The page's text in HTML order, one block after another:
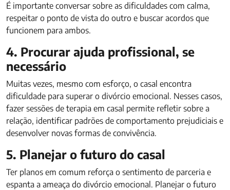
É importante conversar sobre as dificuldades com calma,
respeitar o ponto de vista do outro e buscar acordos que
funcionem para ambos.
4. Procurar ajuda profissional, se
necessário
Muitas vezes, mesmo com esforço, o casal encontra
dificuldade para superar o divórcio emocional. Nesses casos,
fazer sessões de terapia em casal permite refletir sobre a
relação, identificar padrões de comportamento prejudiciais e
desenvolver novas formas de convivência.
5. Planejar o futuro do casal
Ter planos em comum reforça o sentimento de parceria e
espanta a ameaça do divórcio emocional. Planejar o futuro